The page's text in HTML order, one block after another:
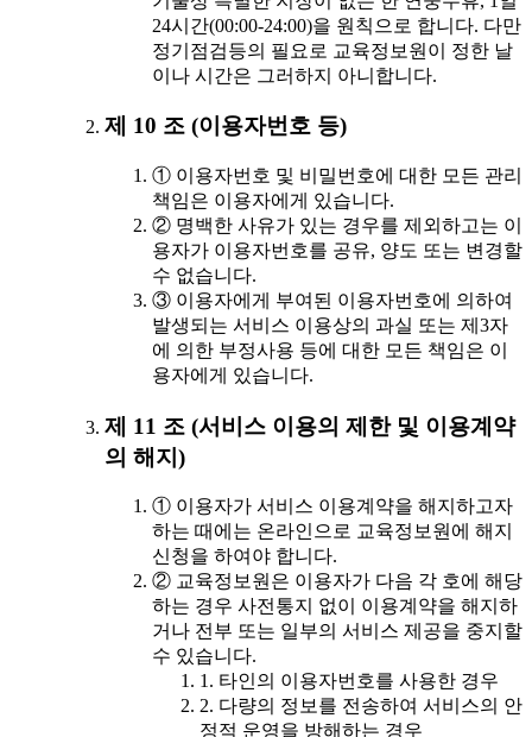
24시간(00:00-24:00)을 원칙으로 합니다. 다만
정기점검등의 필요로 교육정보원이 정한 날
이나 시간은 그러하지 아니합니다.
제 10 조 (이용자번호 등)
① 이용자번호 및 비밀번호에 대한 모든 관리
책임은 이용자에게 있습니다.
② 명백한 사유가 있는 경우를 제외하고는 이
용자가 이용자번호를 공유, 양도 또는 변경할
수 없습니다.
③ 이용자에게 부여된 이용자번호에 의하여
발생되는 서비스 이용상의 과실 또는 제3자
에 의한 부정사용 등에 대한 모든 책임은 이
용자에게 있습니다.
제 11 조 (서비스 이용의 제한 및 이용계약
의 해지)
① 이용자가 서비스 이용계약을 해지하고자
하는 때에는 온라인으로 교육정보원에 해지
신청을 하여야 합니다.
② 교육정보원은 이용자가 다음 각 호에 해당
하는 경우 사전통지 없이 이용계약을 해지하
거나 전부 또는 일부의 서비스 제공을 중지할
수 있습니다.
1. 타인의 이용자번호를 사용한 경우
2. 다량의 정보를 전송하여 서비스의 안
정적 운영을 방해하는 경우